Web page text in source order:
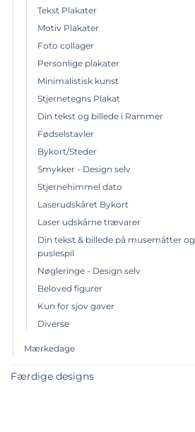
Tekst Plakater
Motiv Plakater
Foto collager
Personlige plakater
Minimalistisk kunst
Stjernetegns Plakat
Din tekst og billede i Rammer
Fødselstavler
Bykort/Steder
Smykker - Design selv
Stjernehimmel dato
Laserudskåret Bykort
Laser udskårne trævarer
Din tekst & billede på musemåtter og
puslespil
Nøgleringe - Design selv
Beloved figurer
Kun for sjov gaver
Diverse
Mærkedage
Færdige designs